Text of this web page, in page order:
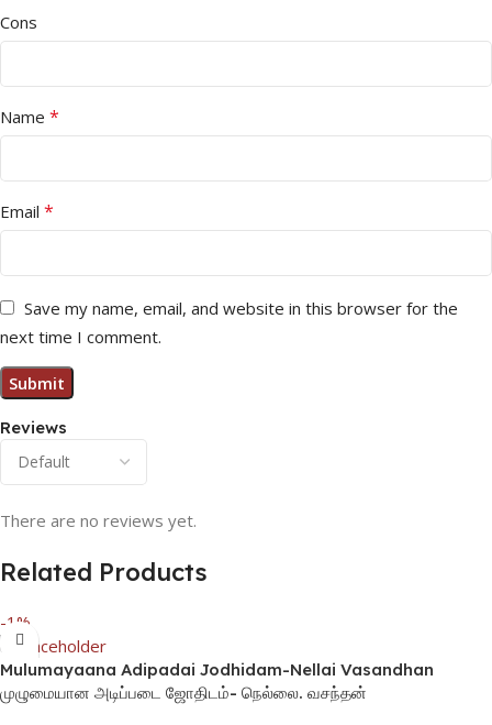
Reviews
There are no reviews yet.
Cons
Name *
Email *
Save my name, email, and website in this browser for the
next time I comment.
Related Products
-1%
Mulumayaana Adipadai Jodhidam-Nellai Vasandhan
முழுமையான அடிப்படை ஜோதிடம்- நெல்லை. வசந்தன்